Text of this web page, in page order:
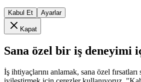
Kabul Et Ayarlar
Kapat
Sana özel bir iş deneyimi
İş ihtiyaçlarını anlamak, sana özel